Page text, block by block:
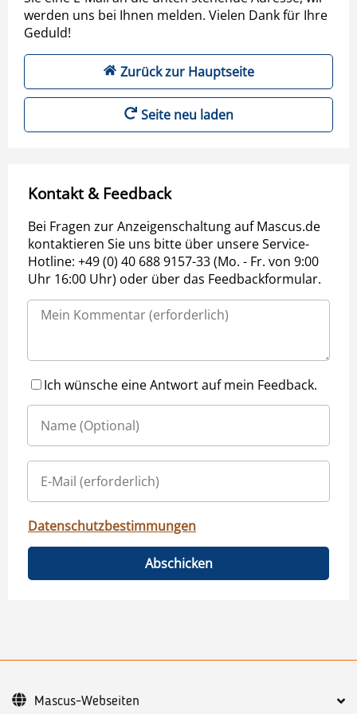
werden uns bei Ihnen melden. Vielen Dank für Ihre
Geduld!
Zurück zur Hauptseite
Seite neu laden
Kontakt & Feedback
Bei Fragen zur Anzeigenschaltung auf Mascus.de
kontaktieren Sie uns bitte über unsere Service-
Hotline: +49 (0) 40 688 9157-33 (Mo. - Fr. von 9:00
Uhr 16:00 Uhr) oder über das Feedbackformular.
Ich wünsche eine Antwort auf mein Feedback.
Datenschutzbestimmungen
Abschicken
Mascus-Webseiten